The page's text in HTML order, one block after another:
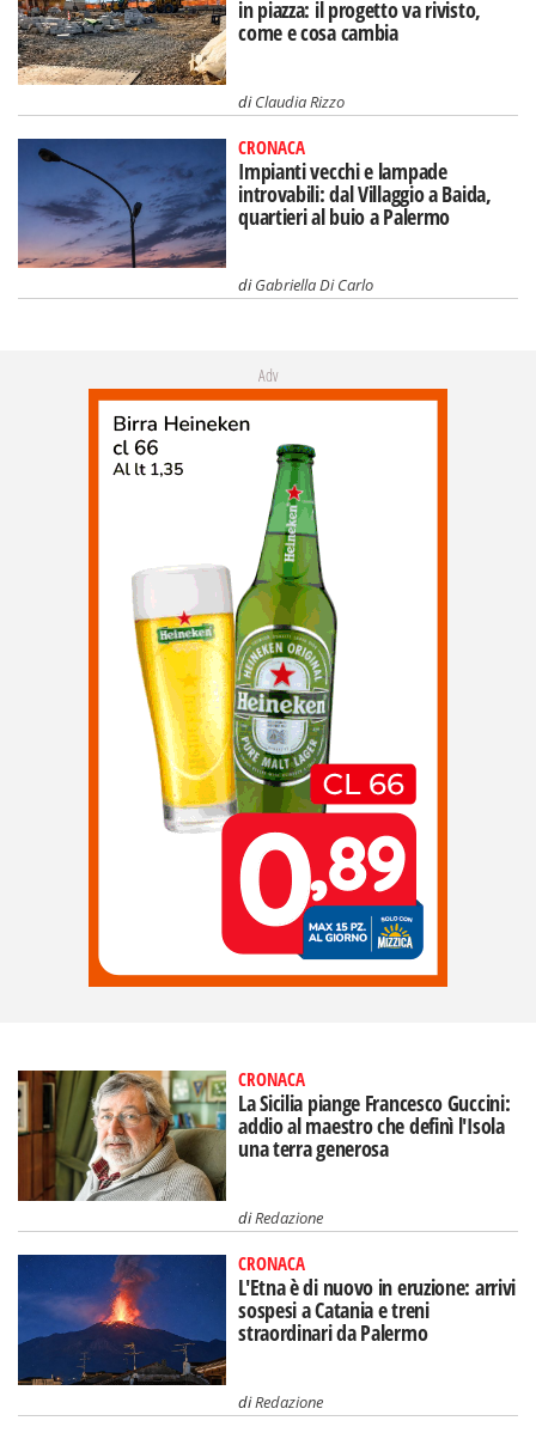
in piazza: il progetto va rivisto,
come e cosa cambia
diClaudia Rizzo
CRONACA
Impianti vecchi e lampade
introvabili: dal Villaggio a Baida,
quartieri al buio a Palermo
diGabriella Di Carlo
Adv
CRONACA
La Sicilia piange Francesco Guccini:
addio al maestro che definì l'Isola
una terra generosa
diRedazione
CRONACA
L'Etna è di nuovo in eruzione: arrivi
sospesi a Catania e treni
straordinari da Palermo
diRedazione